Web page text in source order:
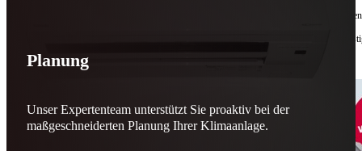
Jede gerettete Maschine zählt. Jeder reparierte Motor wirkt. Jede Entscheidung macht
Reparieren statt wegwerfen. Verantwortung statt Verschwendung. Zukunft statt
Schicker. Wir bringen’s wieder zum Laufen.
Planung
Unser Expertenteam unterstützt Sie proaktiv bei der
maßgeschneiderten Planung Ihrer Klimaanlage.